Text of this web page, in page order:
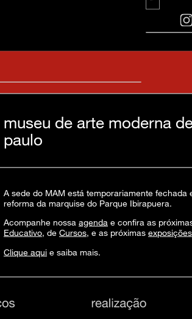
& culture
museu de arte moderna
paulo
A sede do MAM está temporariamente fechada
reforma da marquise do Parque Ibirapuera.
Acompanhe nossa agenda e confira as
Educativo, de Cursos, e as próximas exposições
Clique aqui e saiba mais.